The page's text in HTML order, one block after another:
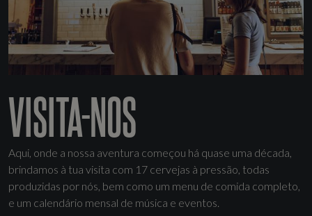
VISITA-NOS
Aqui, onde a nossa aventura começou há quase uma década,
brindamos à tua visita com 17 cervejas à pressão, todas
produzidas por nós, bem como um menu de comida completo,
e um calendário mensal de música e eventos.